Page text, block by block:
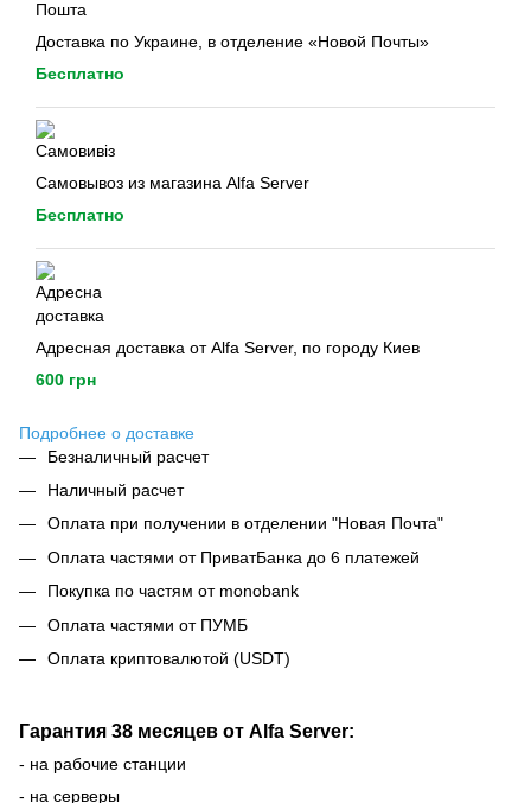
Доставка по Украине, в отделение «Новой Почты»
Бесплатно
Самовывоз из магазина Alfa Server
Бесплатно
Адресная доставка от Alfa Server, по городу Киев
600 грн
Подробнее о доставке
Безналичный расчет
Наличный расчет
Оплата при получении в отделении "Новая Почта"
Оплата частями от ПриватБанка до 6 платежей
Покупка по частям от monobank
Оплата частями от ПУМБ
Оплата криптовалютой (USDT)
Гарантия 38 месяцев от Alfa Server:
- на рабочие станции
- на серверы